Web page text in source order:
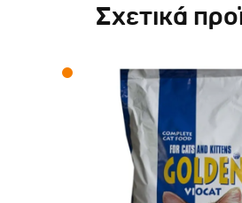
Σχετικά